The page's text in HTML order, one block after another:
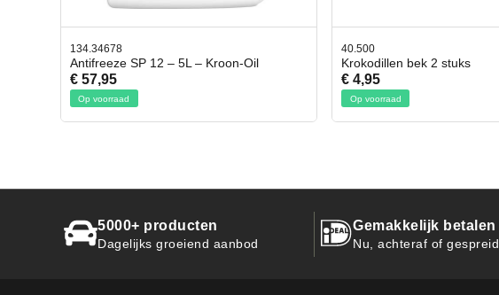
40.500
Krokodillen bek 2 stuks
€ 4,95
Op voorraad
78.80350
Gevlochtenkous ø 35mm
€ 50,95
Op voorraad
5000+ producten
Dagelijks groeiend aanbod
Gemakkelijk betalen
Nu, achteraf of gespreid